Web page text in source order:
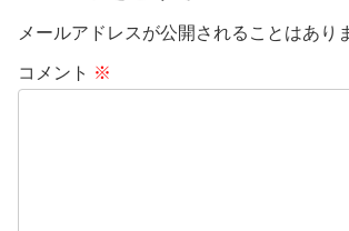
メールアドレスが公開されることはあり
コメント ※